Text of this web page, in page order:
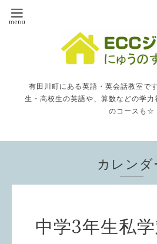
有田川町にある英語・英会話教室で
生・高校生の英語や、算数などの学
のコースも☆
カレンダ
中学3年生私